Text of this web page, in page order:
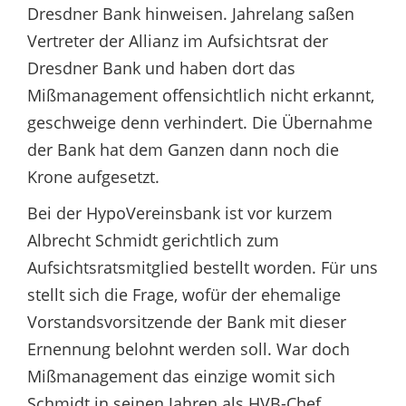
Dresdner Bank hinweisen. Jahrelang saßen
Vertreter der Allianz im Aufsichtsrat der
Dresdner Bank und haben dort das
Mißmanagement offensichtlich nicht erkannt,
geschweige denn verhindert. Die Übernahme
der Bank hat dem Ganzen dann noch die
Krone aufgesetzt.
Bei der HypoVereinsbank ist vor kurzem
Albrecht Schmidt gerichtlich zum
Aufsichtsratsmitglied bestellt worden. Für uns
stellt sich die Frage, wofür der ehemalige
Vorstandsvorsitzende der Bank mit dieser
Ernennung belohnt werden soll. War doch
Mißmanagement das einzige womit sich